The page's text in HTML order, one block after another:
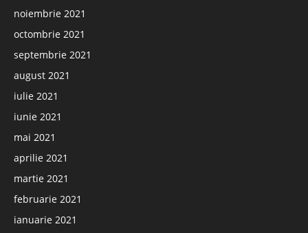
noiembrie 2021
octombrie 2021
septembrie 2021
august 2021
iulie 2021
iunie 2021
mai 2021
aprilie 2021
martie 2021
februarie 2021
ianuarie 2021